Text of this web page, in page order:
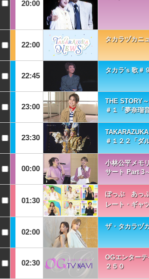
20:00
22:00
タカラヅカニ
22:45
タカラ's 歌＃
23:00
THE STORY
＃１「夢奈瑠
23:30
＃１２２「ダ
00:00
小林公平メモ
サート Part 3
01:30
ぽっぷ あっ
レート・ギャ
02:00
ザ・タカラヅ
02:30
OGエンター
２５０